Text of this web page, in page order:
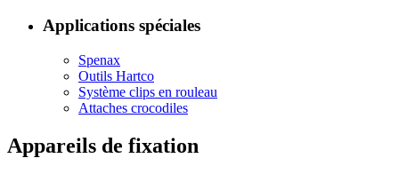
Applications spéciales
Spenax
Outils Hartco
Système clips en rouleau
Attaches crocodiles
Appareils de fixation